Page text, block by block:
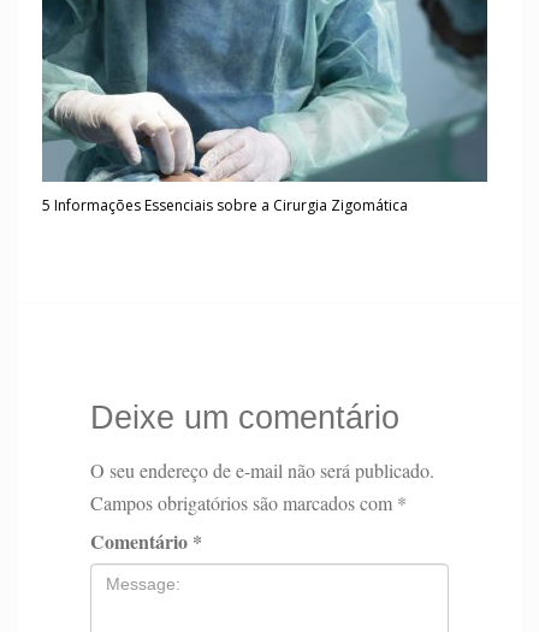
5 Informações Essenciais sobre a Cirurgia Zigomática
Deixe um comentário
O seu endereço de e-mail não será publicado.
Campos obrigatórios são marcados com *
Comentário *